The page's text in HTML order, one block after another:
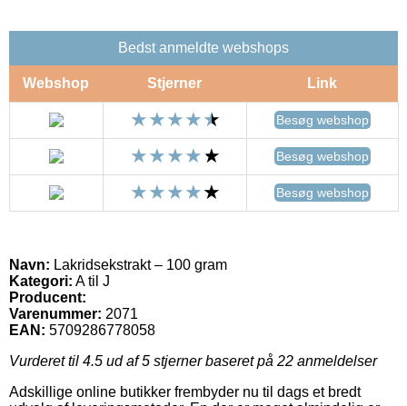
Bedst anmeldte webshops
Webshop Stjerner Link
Besøg webshop
Besøg webshop
Besøg webshop
Navn: Lakridsekstrakt – 100 gram
Kategori: A til J
Producent:
Varenummer: 2071
EAN: 5709286778058
Vurderet til 4.5 ud af 5 stjerner baseret på 22 anmeldelser
Adskillige online butikker frembyder nu til dags et bredt